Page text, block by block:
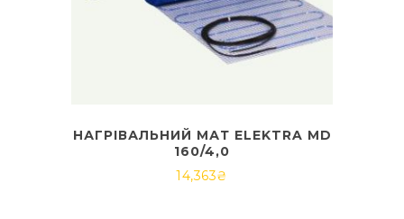
НАГРІВАЛЬНИЙ МАТ ELEKTRA MD
160/4,0
14,363₴